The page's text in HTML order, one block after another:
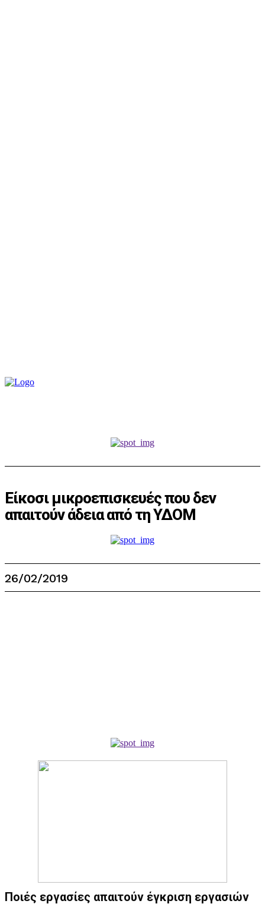
Είκοσι μικροεπισκευές που δεν
απαιτούν άδεια από τη ΥΔΟΜ
26/02/2019
Ποιές εργασίες απαιτούν έγκριση εργασιών